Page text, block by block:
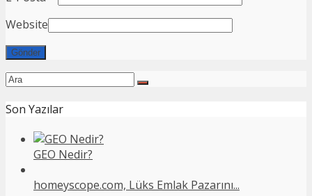
Website
Son Yazılar
GEO Nedir?
homeyscope.com, Lüks Emlak Pazarını...